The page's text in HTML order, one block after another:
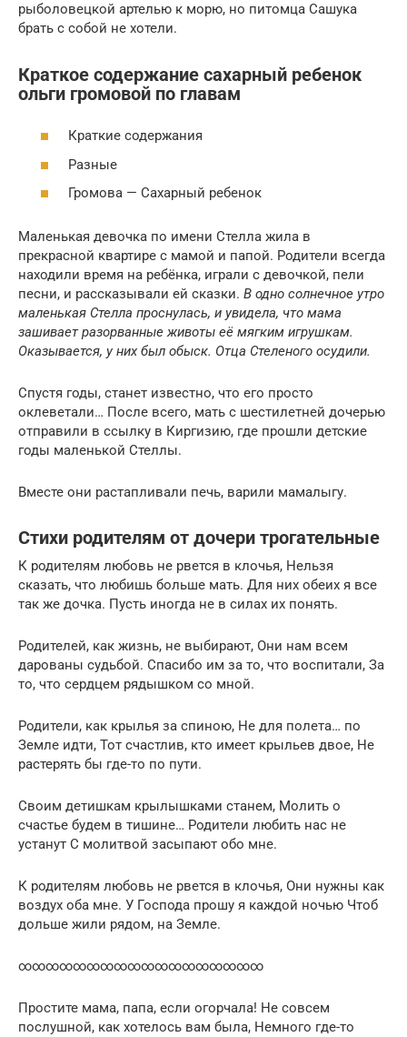
рыболовецкой артелью к морю, но питомца Сашука
брать с собой не хотели.
Краткое содержание сахарный ребенок
ольги громовой по главам
Краткие содержания
Разные
Громова — Сахарный ребенок
Маленькая девочка по имени Стелла жила в
прекрасной квартире с мамой и папой. Родители всегда
находили время на ребёнка, играли с девочкой, пели
песни, и рассказывали ей сказки. В одно солнечное утро
маленькая Стелла проснулась, и увидела, что мама
зашивает разорванные животы её мягким игрушкам.
Оказывается, у них был обыск. Отца Стеленого осудили.
Спустя годы, станет известно, что его просто
оклеветали… После всего, мать с шестилетней дочерью
отправили в ссылку в Киргизию, где прошли детские
годы маленькой Стеллы.
Вместе они растапливали печь, варили мамалыгу.
Стихи родителям от дочери трогательные
К родителям любовь не рвется в клочья, Нельзя
сказать, что любишь больше мать. Для них обеих я все
так же дочка. Пусть иногда не в силах их понять.
Родителей, как жизнь, не выбирают, Они нам всем
дарованы судьбой. Спасибо им за то, что воспитали, За
то, что сердцем рядышком со мной.
Родители, как крылья за спиною, Не для полета… по
Земле идти, Тот счастлив, кто имеет крыльев двое, Не
растерять бы где-то по пути.
Своим детишкам крылышками станем, Молить о
счастье будем в тишине… Родители любить нас не
устанут С молитвой засыпают обо мне.
К родителям любовь не рвется в клочья, Они нужны как
воздух оба мне. У Господа прошу я каждой ночью Чтоб
дольше жили рядом, на Земле.
∞∞∞∞∞∞∞∞∞∞∞∞∞∞∞∞∞∞
Простите мама, папа, если огорчала! Не совсем
послушной, как хотелось вам была, Немного где-то